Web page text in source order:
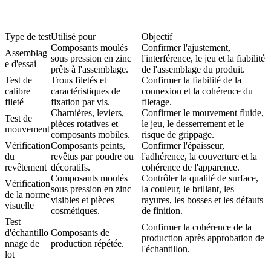
Type de testUtilisé pour
Objectif
Assemblag
e d'essai
Composants moulés
sous pression en zinc
prêts à l'assemblage.
Confirmer l'ajustement,
l'interférence, le jeu et la fiabilité
de l'assemblage du produit.
Test de
calibre
fileté
Trous filetés et
caractéristiques de
fixation par vis.
Confirmer la fiabilité de la
connexion et la cohérence du
filetage.
Test de
mouvement
Charnières, leviers,
pièces rotatives et
composants mobiles.
Confirmer le mouvement fluide,
le jeu, le desserrement et le
risque de grippage.
Vérification
du
revêtement
Composants peints,
revêtus par poudre ou
décoratifs.
Confirmer l'épaisseur,
l'adhérence, la couverture et la
cohérence de l'apparence.
Vérification
de la norme
visuelle
Composants moulés
sous pression en zinc
visibles et pièces
cosmétiques.
Contrôler la qualité de surface,
la couleur, le brillant, les
rayures, les bosses et les défauts
de finition.
Test
d'échantillo
nnage de
lot
Composants de
production répétée.
Confirmer la cohérence de la
production après approbation de
l'échantillon.